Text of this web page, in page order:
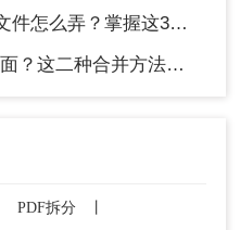
掌握这3种方法轻松合并！
二种合并方法了解下！
PDF拆分